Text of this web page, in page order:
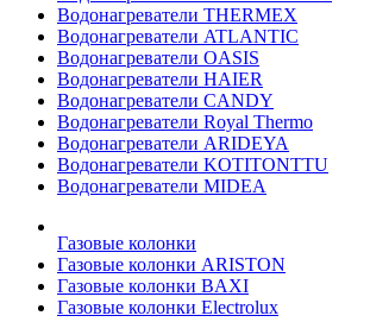
Водонагреватели THERMEX
Водонагреватели ATLANTIC
Водонагреватели OASIS
Водонагреватели HAIER
Водонагреватели CANDY
Водонагреватели Royal Thermo
Водонагреватели ARIDEYA
Водонагреватели KOTITONTTU
Водонагреватели MIDEA
Газовые колонки
Газовые колонки ARISTON
Газовые колонки BAXI
Газовые колонки Electrolux